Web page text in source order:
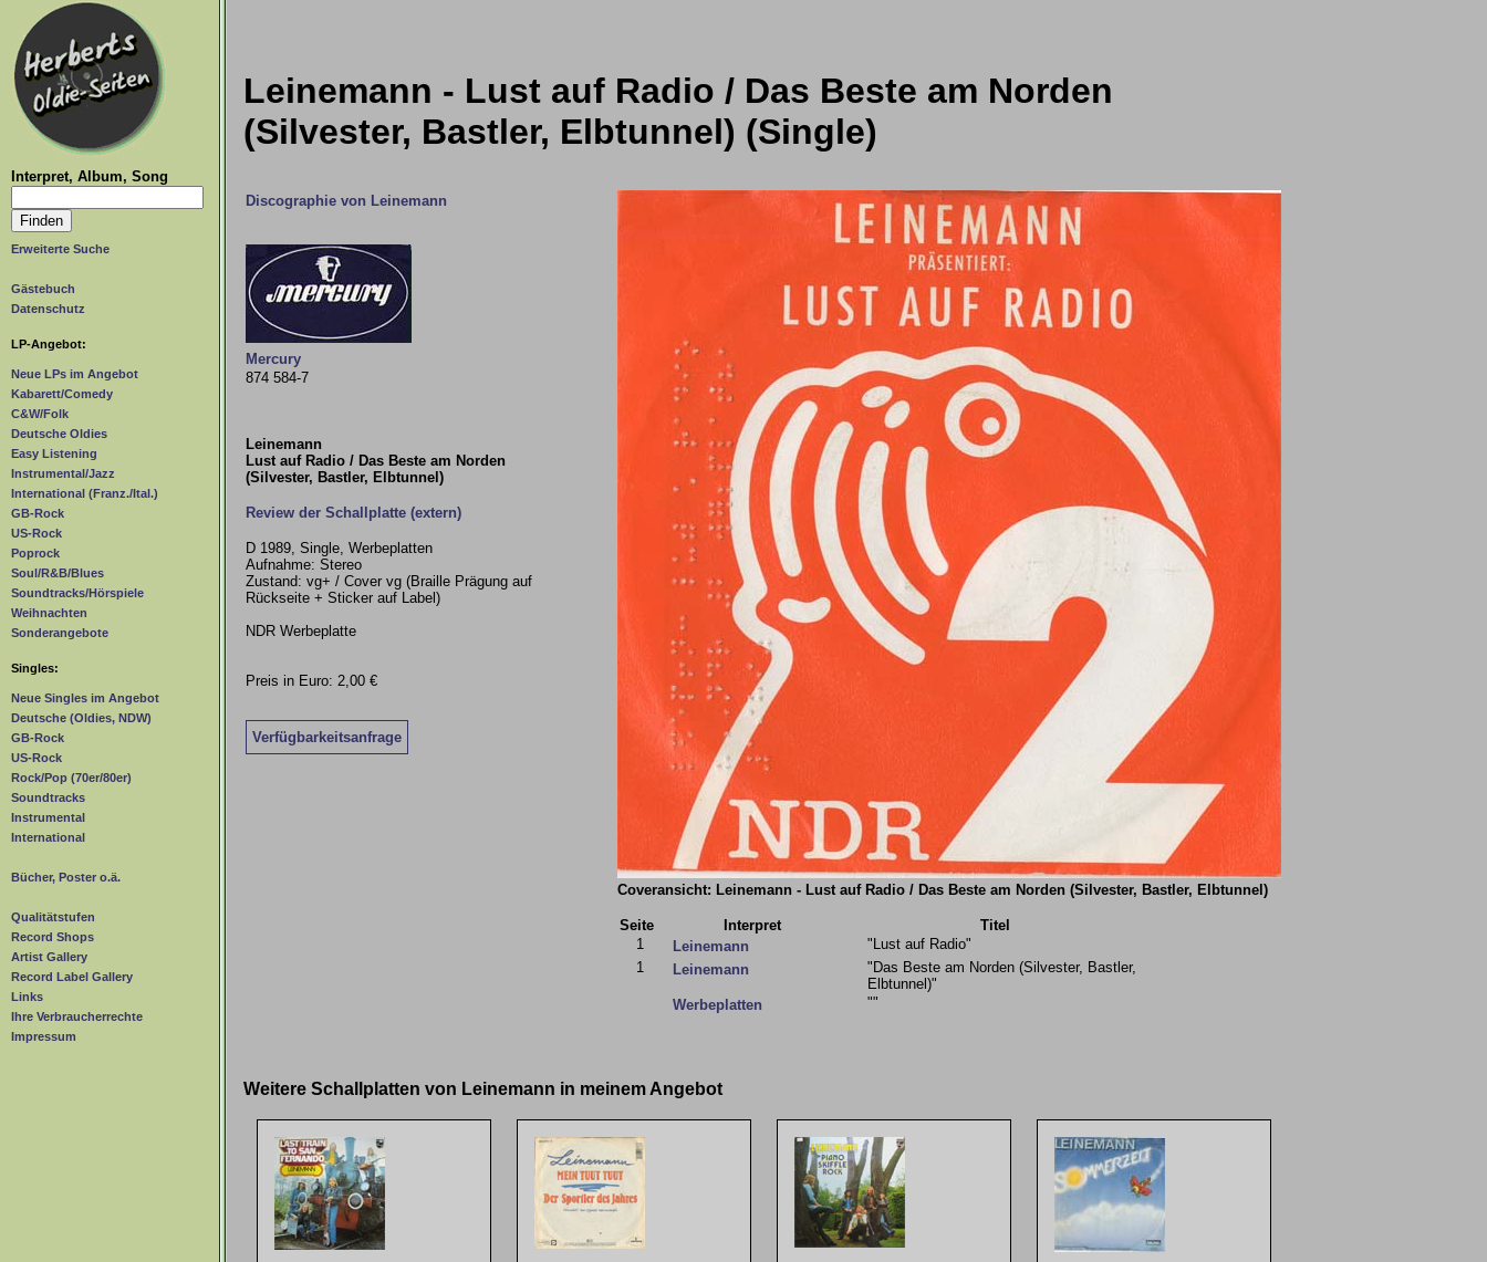
Interpret, Album, Song
Erweiterte Suche
Gästebuch
Datenschutz
LP-Angebot:
Neue LPs im Angebot
Kabarett/Comedy
C&W/Folk
Deutsche Oldies
Easy Listening
Instrumental/Jazz
International (Franz./Ital.)
GB-Rock
US-Rock
Poprock
Soul/R&B/Blues
Soundtracks/Hörspiele
Weihnachten
Sonderangebote
Singles:
Neue Singles im Angebot
Deutsche (Oldies, NDW)
GB-Rock
US-Rock
Rock/Pop (70er/80er)
Soundtracks
Instrumental
International
Bücher, Poster o.ä.
Qualitätstufen
Record Shops
Artist Gallery
Record Label Gallery
Links
Ihre Verbraucherrechte
Impressum
Leinemann - Lust auf Radio / Das Beste am Norden
(Silvester, Bastler, Elbtunnel) (Single)
Discographie von Leinemann
Mercury
874 584-7
Leinemann
Lust auf Radio / Das Beste am Norden
(Silvester, Bastler, Elbtunnel)
Review der Schallplatte (extern)
D 1989, Single, Werbeplatten
Aufnahme: Stereo
Zustand: vg+ / Cover vg (Braille Prägung auf
Rückseite + Sticker auf Label)
NDR Werbeplatte
Preis in Euro: 2,00 €
Verfügbarkeitsanfrage
Coveransicht: Leinemann - Lust auf Radio / Das Beste am Norden (Silvester, Bastler, Elbtunnel)
Seite Interpret
Titel
1
Leinemann
"Lust auf Radio"
1
Leinemann
"Das Beste am Norden (Silvester, Bastler,
Elbtunnel)"
Werbeplatten
""
Weitere Schallplatten von Leinemann in meinem Angebot